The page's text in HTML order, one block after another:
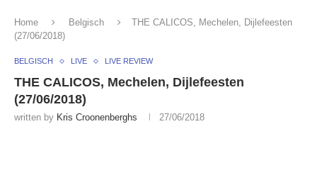
Home Belgisch
THE CALICOS, Mechelen, Dijlefeesten
(27/06/2018)
BELGISCH LIVE LIVE REVIEW
THE CALICOS, Mechelen, Dijlefeesten
(27/06/2018)
written by Kris Croonenberghs 27/06/2018